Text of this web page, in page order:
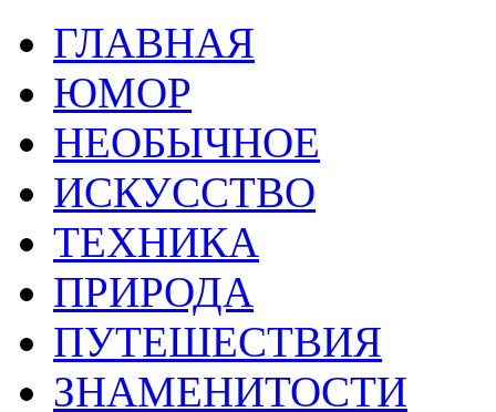
ГЛАВНАЯ
ЮМОР
НЕОБЫЧНОЕ
ИСКУССТВО
ТЕХНИКА
ПРИРОДА
ПУТЕШЕСТВИЯ
ЗНАМЕНИТОСТИ